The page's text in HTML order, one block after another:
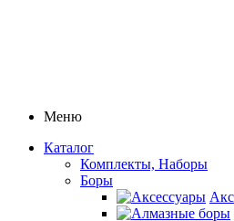
Меню
Каталог
Комплекты, Наборы
Боры